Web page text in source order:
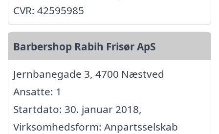
CVR: 42595985
Barbershop Rabih Frisør ApS
Jernbanegade 3, 4700 Næstved
Ansatte: 1
Startdato: 30. januar 2018,
Virksomhedsform: Anpartsselskab